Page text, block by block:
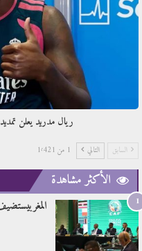
ريال مدريد يعلن
السابق التالي 1 من 1٬421
الأكثر مشاهدة
1